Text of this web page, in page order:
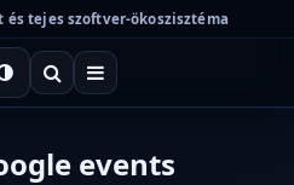
tejes szoftver-ökoszisztéma
events